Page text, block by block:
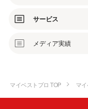
サービス
メディア実績
マイベストプロ TOP マ